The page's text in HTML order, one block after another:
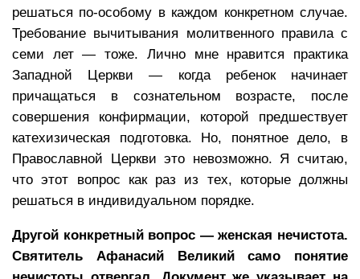
решаться по-особому в каждом конкретном случае.
Требование вычитывания молитвенного правила с
семи лет — тоже. Лично мне нравится практика
Западной Церкви — когда ребенок начинает
причащаться в сознательном возрасте, после
совершения конфирмации, которой предшествует
катехизическая подготовка. Но, понятное дело, в
Православной Церкви это невозможно. Я считаю,
что этот вопрос как раз из тех, которые должны
решаться в индивидуальном порядке.
Другой конкретный вопрос — женская нечистота.
Святитель Афанасий Великий само понятие